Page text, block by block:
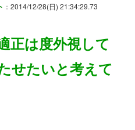
：2014/12/28(日) 21:34:29.73
正は度外視して
せたいと考えて